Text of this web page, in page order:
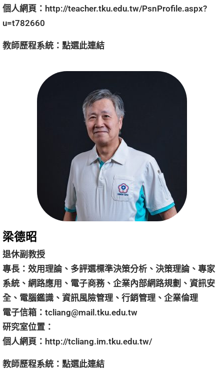
個人網頁： http://teacher.tku.edu.tw/PsnProfile.aspx?
u=t782660
教師歷程系統： 點選此連結
梁德昭
退休副教授
專長：效用理論、多評選標準決策分析、決策理論、專家
系統、網路應用、電子商務、企業內部網路規劃、資訊安
全、電腦鑑識、資訊風險管理、行銷管理、企業倫理
電子信箱： tcliang@mail.tku.edu.tw
研究室位置：
個人網頁： http://tcliang.im.tku.edu.tw/
教師歷程系統： 點選此連結